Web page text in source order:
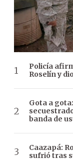
Policía
Roselín y
Gota a
banda de
Caazapá:
sufrió tras